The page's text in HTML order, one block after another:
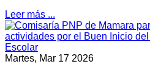
Leer más ...
Martes, Mar 17 2026